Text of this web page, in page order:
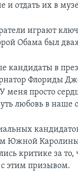
и отдать их в
играют
Обама был
кандидаты в
Флориды
меня просто
любовь в наше
Южной
критике за
с этим призывом.